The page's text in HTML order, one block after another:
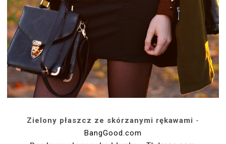
Zielony płaszcz ze skórzanymi rękawami -
BangGood.com